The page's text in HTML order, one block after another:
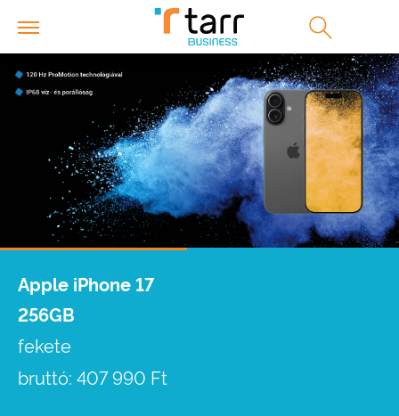
Apple iPhone 17
256GB
fekete
bruttó: 407 990 Ft